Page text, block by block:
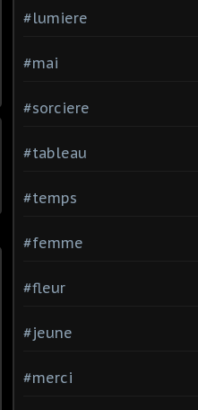
#lumiere
#mai
#sorciere
#tableau
#temps
#femme
#fleur
#jeune
#merci